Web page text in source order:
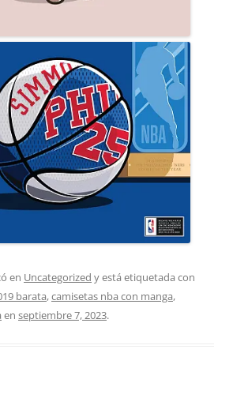
en Uncategorized y está etiquetada con
barata,camisetas nba con manga,
en septiembre 7, 2023.